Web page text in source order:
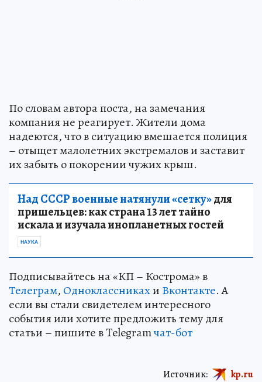
По словам автора поста, на замечания
компания не реагирует. Жители дома
надеются, что в ситуацию вмешается полиция
– отыщет малолетних экстремалов и заставит
их забыть о покорении чужих крыш.
Над СССР военные натянули «сетку»для
пришельцев: как страна 13 лет тайно
искала и изучала инопланетных гостей
НАУКА
Подписывайтесь на «КП – Кострома» в
Телеграм, Одноклассникахи Вконтакте. А
если вы стали свидетелем интересного
события или хотите предложить тему для
статьи – пишите в Telegramчат-бот
Источник: kp.ru